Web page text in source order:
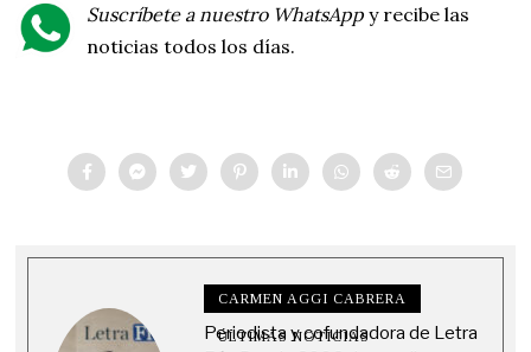
Suscríbete a nuestro WhatsApp y recibe las
noticias todos los días.
CARMEN AGGI CABRERA
ÚLTIMAS NOTICIAS
Periodista y cofundadora de Letra